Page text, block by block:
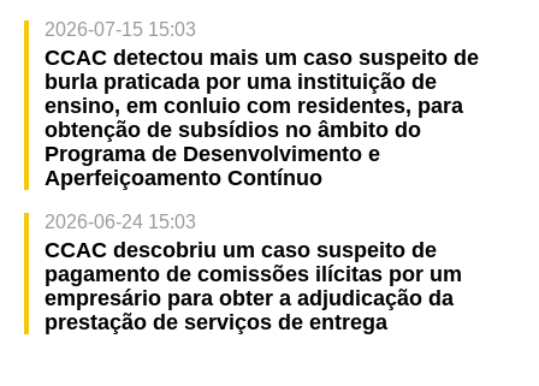
2026-07-15 15:03
CCAC detectou mais um caso suspeito de
burla praticada por uma instituição de
ensino, em conluio com residentes, para
obtenção de subsídios no âmbito do
Programa de Desenvolvimento e
Aperfeiçoamento Contínuo
2026-06-24 15:03
CCAC descobriu um caso suspeito de
pagamento de comissões ilícitas por um
empresário para obter a adjudicação da
prestação de serviços de entrega